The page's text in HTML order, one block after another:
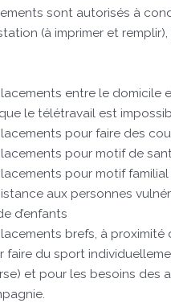
sont autorisés à
(à imprimer et
entre le domicile
le télétravail est
pour faire des
pour motif de
pour motif familial
aux personnes
d’enfants
brefs, à proximité
faire du sport
et pour les besoins des